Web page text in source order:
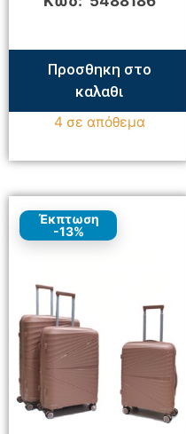
Προσθηκη στο
καλαθι
4 σε απόθεμα
Έκπτωση
-13%